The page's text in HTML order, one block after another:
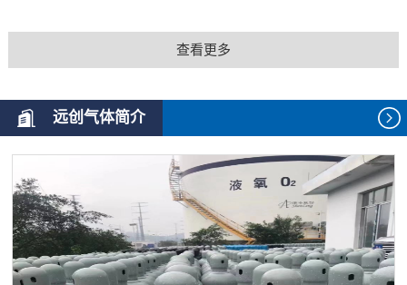
查看更多
远创气体简介